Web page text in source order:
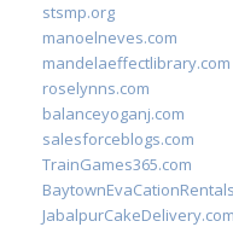
stsmp.org
manoelneves.com
mandelaeffectlibrary.com
roselynns.com
balanceyoganj.com
salesforceblogs.com
TrainGames365.com
JabalpurCakeDelivery.com